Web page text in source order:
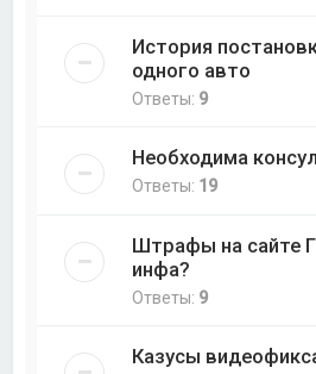
История
одного авто
Ответы: 9
Необходима
Ответы: 19
Штрафы на сайте
инфа?
Ответы: 9
Казусы